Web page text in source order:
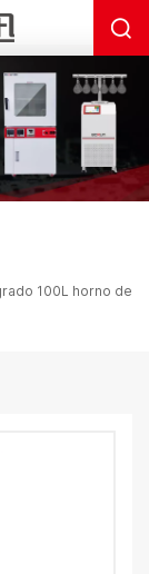
100L horno de